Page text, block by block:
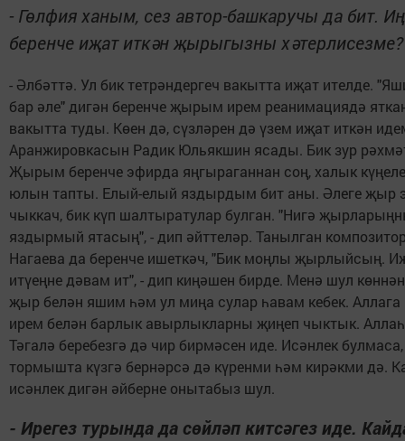
- Гөлфия ханым, сез автор-башкаручы да бит. Иң
беренче иҗат иткән җырыгызны хәтерлисезме?
- Әлбәттә. Ул бик тетрәндергеч вакытта иҗат ителде.
бар әле" дигән беренче җырым ирем реанимациядә
вакытта туды. Көен дә, сүзләрен дә үзем иҗат иткән
Аранжировкасын Радик Юльякшин ясады. Бик зур
Җырым беренче эфирда яңгыраганнан соң, халык
юлын тапты. Елый-елый яздырдым бит аны. Әлеге җыр
чыккач, бик күп шалтыратулар булган. "Нигә
яздырмый ятасың", - дип әйттеләр. Танылган
Нагаева да беренче ишеткәч, "Бик моңлы җырлыйсың.
итүеңне дәвам ит", - дип киңәшен бирде. Менә шул
җыр белән яшим һәм ул миңа сулар һавам кебек. Аллага
ирем белән барлык авырлыкларны җиңеп чыктык.
Тәгалә беребезгә дә чир бирмәсен иде. Исәнлек
тормышта күзгә бернәрсә дә күренми һәм кирәкми дә.
исәнлек дигән әйберне онытабыз шул.
- Ирегез турында да сөйләп китсәгез иде.